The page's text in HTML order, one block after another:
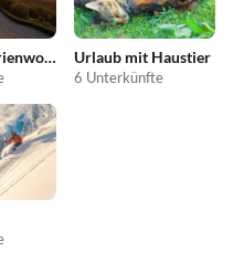
Günstige Ferienwohnungen Urlaub mit Haustier
6 Unterkünfte